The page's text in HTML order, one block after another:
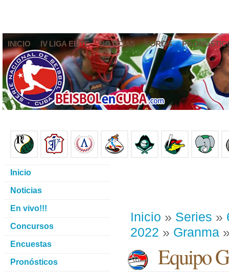
INICIO IV LIGA ELITE NOTICIAS FOROS
Inicio » Series »
2022 » Granma
Equipo
Inicio
Noticias
En vivo!!!
Concursos
Encuestas
Pronósticos